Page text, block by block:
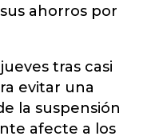
ahorros por
tras casi
evitar una
la suspensión
afecte a los